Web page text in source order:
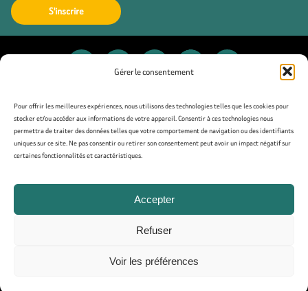
Gérer le consentement
Pour offrir les meilleures expériences, nous utilisons des technologies telles que les cookies pour
stocker et/ou accéder aux informations de votre appareil. Consentir à ces technologies nous
permettra de traiter des données telles que votre comportement de navigation ou des identifiants
uniques sur ce site. Ne pas consentir ou retirer son consentement peut avoir un impact négatif sur
certaines fonctionnalités et caractéristiques.
Accepter
Refuser
Voir les préférences
S'inscrire
Contact
Presse
Politique de confidentialité